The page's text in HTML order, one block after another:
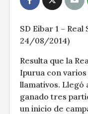
SD Eibar 1 –
24/08/2014)
Resulta que la
Ipurua con
llamativos. Llegó
ganado tres
un inicio de